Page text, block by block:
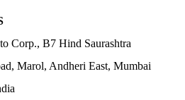
Corp., B7 Hind Saurashtra
Marol, Andheri East, Mumbai